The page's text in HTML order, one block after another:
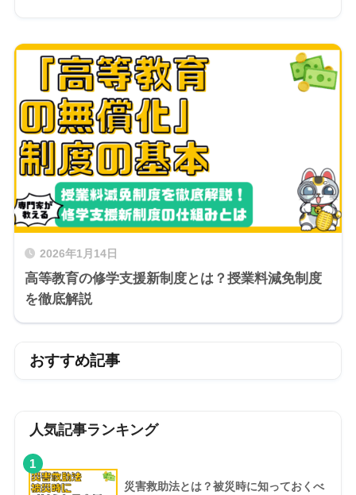
2026年1月14日
高等教育の修学支援新制度とは？授業料減免制度
を徹底解説
おすすめ記事
人気記事ランキング
1
災害救助法とは？被災時に知っておくべ